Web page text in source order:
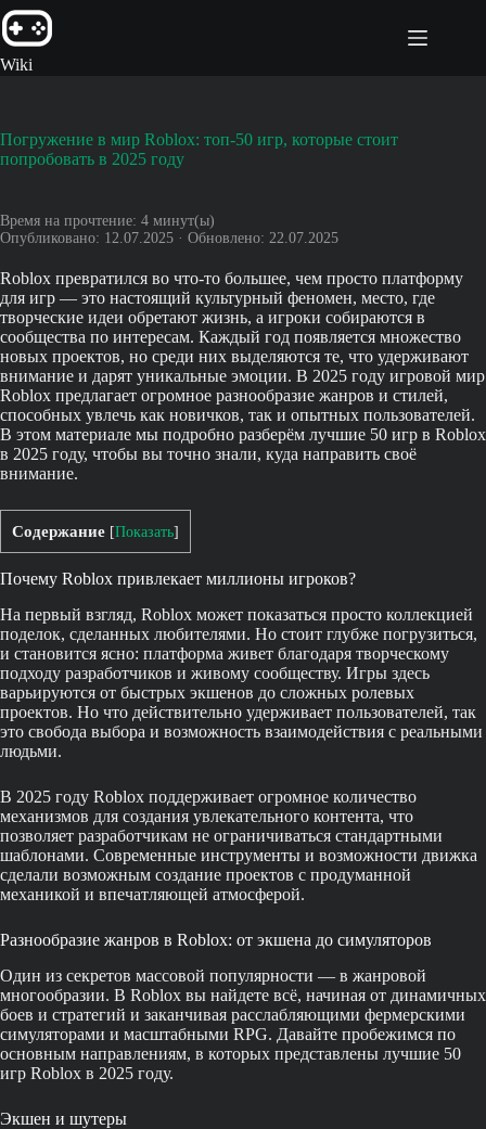
Перейти
к
сути
Wiki
Погружение в мир Roblox: топ-50 игр, которые стоит
попробовать в 2025 году
Время на прочтение: 4 минут(ы)
Опубликовано: 12.07.2025 · Обновлено: 22.07.2025
Roblox превратился во что-то большее, чем просто платформу
для игр — это настоящий культурный феномен, место, где
творческие идеи обретают жизнь, а игроки собираются в
сообщества по интересам. Каждый год появляется множество
новых проектов, но среди них выделяются те, что удерживают
внимание и дарят уникальные эмоции. В 2025 году игровой мир
Roblox предлагает огромное разнообразие жанров и стилей,
способных увлечь как новичков, так и опытных пользователей.
В этом материале мы подробно разберём лучшие 50 игр в Roblox
в 2025 году, чтобы вы точно знали, куда направить своё
внимание.
Содержание [Показать]
Почему Roblox привлекает миллионы игроков?
На первый взгляд, Roblox может показаться просто коллекцией
поделок, сделанных любителями. Но стоит глубже погрузиться,
и становится ясно: платформа живет благодаря творческому
подходу разработчиков и живому сообществу. Игры здесь
варьируются от быстрых экшенов до сложных ролевых
проектов. Но что действительно удерживает пользователей, так
это свобода выбора и возможность взаимодействия с реальными
людьми.
В 2025 году Roblox поддерживает огромное количество
механизмов для создания увлекательного контента, что
позволяет разработчикам не ограничиваться стандартными
шаблонами. Современные инструменты и возможности движка
сделали возможным создание проектов с продуманной
механикой и впечатляющей атмосферой.
Разнообразие жанров в Roblox: от экшена до симуляторов
Один из секретов массовой популярности — в жанровой
многообразии. В Roblox вы найдете всё, начиная от динамичных
боев и стратегий и заканчивая расслабляющими фермерскими
симуляторами и масштабными RPG. Давайте пробежимся по
основным направлениям, в которых представлены лучшие 50
игр Roblox в 2025 году.
Экшен и шутеры